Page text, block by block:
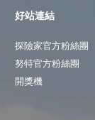
好站連結
探險家官方粉絲團
努特官方粉絲團
開獎機